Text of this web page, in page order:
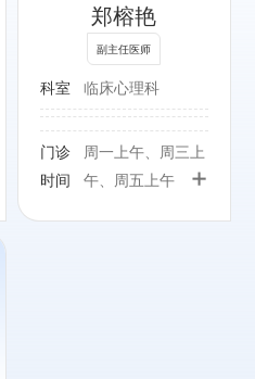
郑榕艳
副主任医师
科室 临床心理科
门诊
时间
周一上午、周三上
午、周五上午
+